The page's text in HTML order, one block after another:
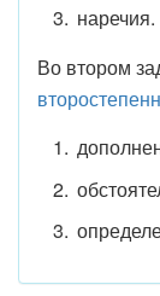
наречия.
Во втором